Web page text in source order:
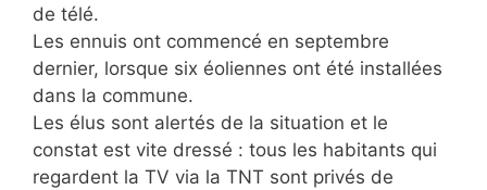
de télé.
Les ennuis ont commencé en septembre
dernier, lorsque six éoliennes ont été installées
dans la commune.
Les élus sont alertés de la situation et le
constat est vite dressé : tous les habitants qui
regardent la TV via la TNT sont privés de